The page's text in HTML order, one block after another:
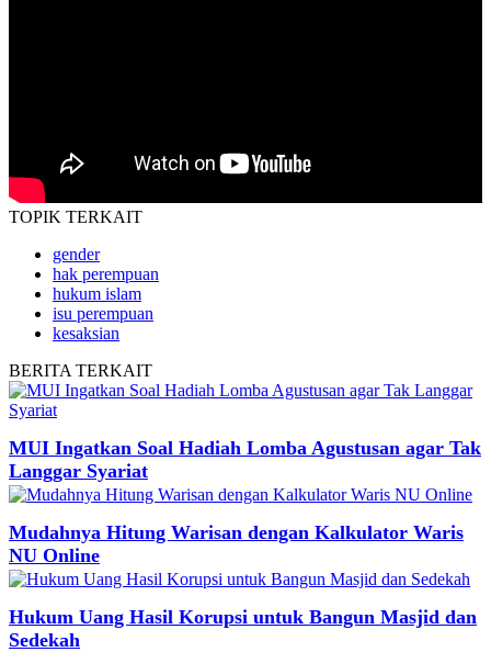
TOPIK TERKAIT
gender
hak perempuan
hukum islam
isu perempuan
kesaksian
BERITA TERKAIT
MUI Ingatkan Soal Hadiah Lomba Agustusan agar Tak
Langgar Syariat
Mudahnya Hitung Warisan dengan Kalkulator Waris
NU Online
Hukum Uang Hasil Korupsi untuk Bangun Masjid dan
Sedekah